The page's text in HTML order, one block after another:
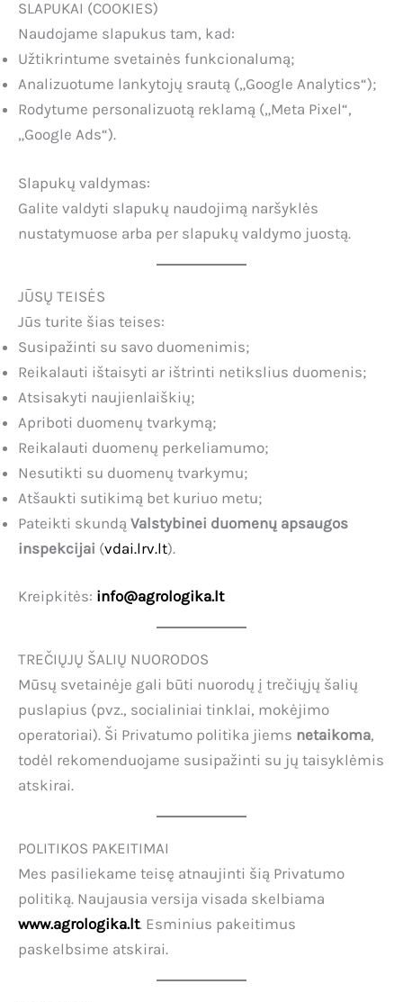
SLAPUKAI (COOKIES)
Naudojame slapukus tam, kad:
Užtikrintume svetainės funkcionalumą;
Analizuotume lankytojų srautą („Google Analytics“);
Rodytume personalizuotą reklamą („Meta Pixel“,
„Google Ads“).
Slapukų valdymas:
Galite valdyti slapukų naudojimą naršyklės
nustatymuose arba per slapukų valdymo juostą.
JŪSŲ TEISĖS
Jūs turite šias teises:
Susipažinti su savo duomenimis;
Reikalauti ištaisyti ar ištrinti netikslius duomenis;
Atsisakyti naujienlaiškių;
Apriboti duomenų tvarkymą;
Reikalauti duomenų perkeliamumo;
Nesutikti su duomenų tvarkymu;
Atšaukti sutikimą bet kuriuo metu;
Pateikti skundą Valstybinei duomenų apsaugos
inspekcijai (vdai.lrv.lt).
Kreipkitės: info@agrologika.lt
TREČIŲJŲ ŠALIŲ NUORODOS
Mūsų svetainėje gali būti nuorodų į trečiųjų šalių
puslapius (pvz., socialiniai tinklai, mokėjimo
operatoriai). Ši Privatumo politika jiems netaikoma,
todėl rekomenduojame susipažinti su jų taisyklėmis
atskirai.
POLITIKOS PAKEITIMAI
Mes pasiliekame teisę atnaujinti šią Privatumo
politiką. Naujausia versija visada skelbiama
www.agrologika.lt. Esminius pakeitimus
paskelbsime atskirai.